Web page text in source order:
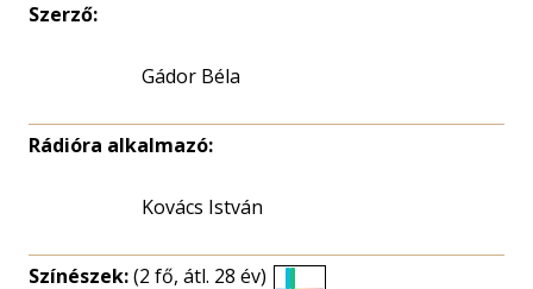
Szerző:
Gádor Béla
Rádióra alkalmazó:
Kovács István
Színészek:(2 fő, átl. 28 év)